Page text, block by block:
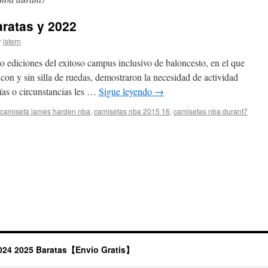
y 2022
istern
ediciones del exitoso campus inclusivo de baloncesto, en el que
y sin silla de ruedas, demostraron la necesidad de actividad
o circunstancias les … Sigue leyendo →
camiseta james harden nba, camisetas nba 2015 16, camisetas nba durant7
2025 Baratas【Envío Gratis】